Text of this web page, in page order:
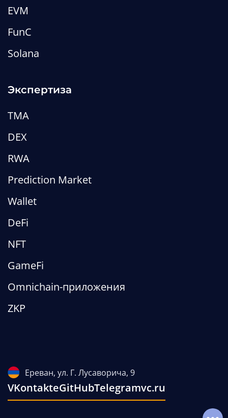
Wiki
EVM
FunC
Solana
Экспертиза
TMA
DEX
RWA
Prediction Market
Wallet
DeFi
NFT
GameFi
Omnichain-приложения
ZKP
Ереван, ул. Г. Лусаворича, 9
VKontakteGitHubTelegramvc.ru